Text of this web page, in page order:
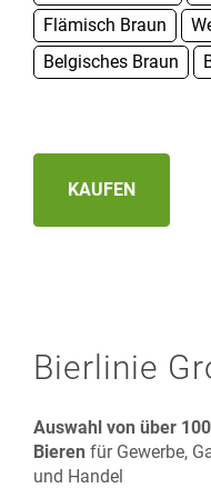
Bierlinie
Auswahl von über
Bieren für Gewerbe,
und Handel
Flämisch Braun
Belgisches Braun
KAUFEN